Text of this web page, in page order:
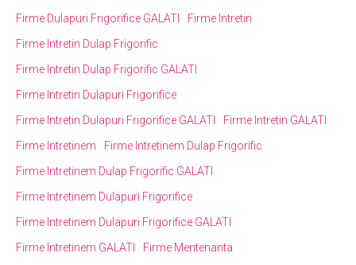
Firme Dulapuri Frigorifice GALATI
Firme Intretin
Firme Intretin Dulap Frigorific
Firme Intretin Dulap Frigorific GALATI
Firme Intretin Dulapuri Frigorifice
Firme Intretin Dulapuri Frigorifice GALATI
Firme Intretin GALATI
Firme Intretinem
Firme Intretinem Dulap Frigorific
Firme Intretinem Dulap Frigorific GALATI
Firme Intretinem Dulapuri Frigorifice
Firme Intretinem Dulapuri Frigorifice GALATI
Firme Intretinem GALATI
Firme Mentenanta